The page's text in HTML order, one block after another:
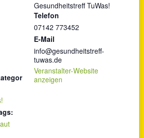
Gesundheitstreff TuWas!
Telefon
07142 773452
E-Mail
info@gesundheitstreff-
tuwas.de
Veranstalter-Website
anzeigen